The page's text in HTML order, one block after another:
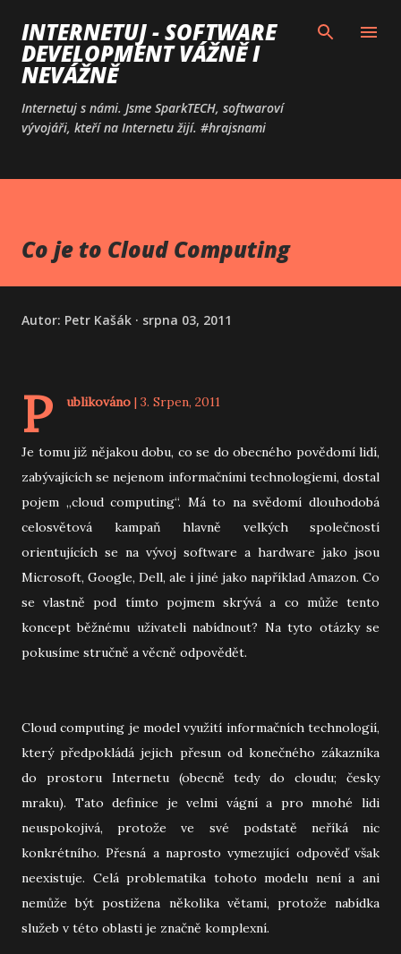
Přeskočit na hlavní obsah
INTERNETUJ - SOFTWARE
DEVELOPMENT VÁŽNĚ I
NEVÁŽNĚ
Internetuj s námi. Jsme SparkTECH, softwaroví
vývojáři, kteří na Internetu žijí. #hrajsnami
Co je to Cloud Computing
Autor: Petr Kašák srpna 03, 2011
P ublikováno | 3. Srpen, 2011
Je tomu již nějakou dobu, co se do obecného povědomí lidí,
zabývajících se nejenom informačními technologiemi, dostal
pojem „cloud computing“. Má to na svědomí dlouhodobá
celosvětová kampaň hlavně velkých společností
orientujících se na vývoj software a hardware jako jsou
Microsoft, Google, Dell, ale i jiné jako například Amazon. Co
se vlastně pod tímto pojmem skrývá a co může tento
koncept běžnému uživateli nabídnout? Na tyto otázky se
pokusíme stručně a věcně odpovědět.
Cloud computing je model využití informačních technologií,
který předpokládá jejich přesun od konečného zákazníka
do prostoru Internetu (obecně tedy do cloudu; česky
mraku). Tato definice je velmi vágní a pro mnohé lidi
neuspokojivá, protože ve své podstatě neříká nic
konkrétního. Přesná a naprosto vymezující odpověď však
neexistuje. Celá problematika tohoto modelu není a ani
nemůže být postižena několika větami, protože nabídka
služeb v této oblasti je značně komplexní.